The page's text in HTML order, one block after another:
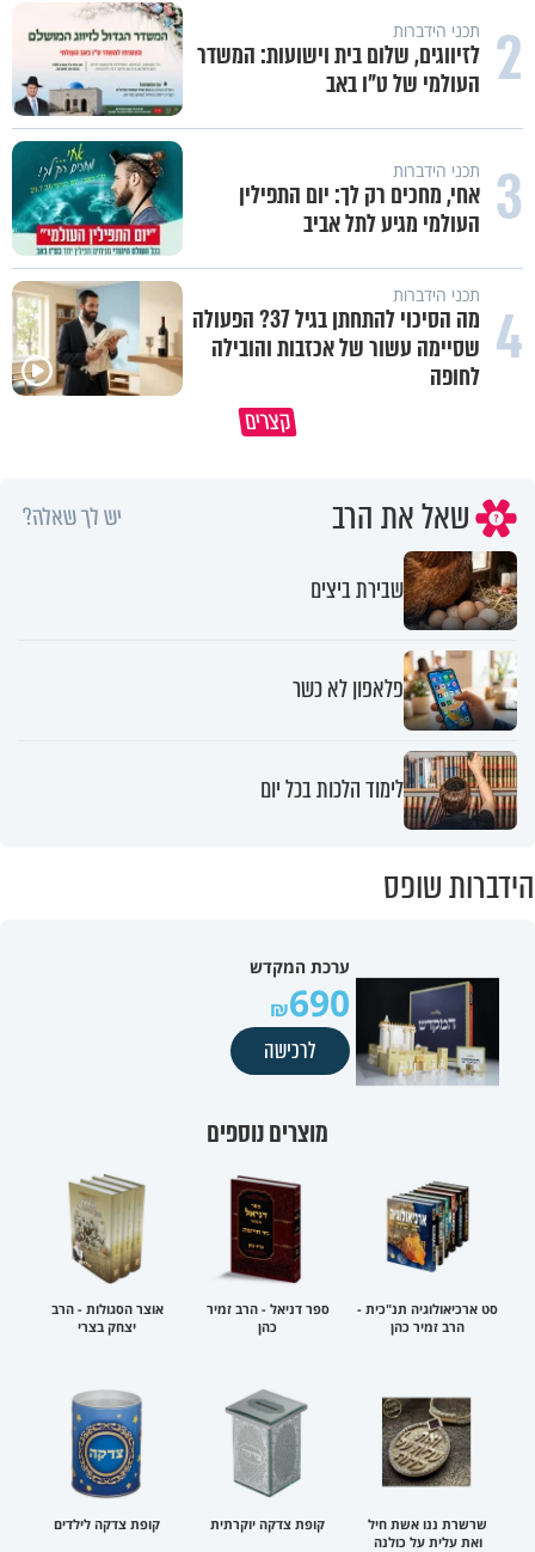
2 תכני הידברות
לזיווגים, שלום בית וישועות: המשדר
העולמי של ט"ו באב
3 תכני הידברות
אחי, מחכים רק לך: יום התפילין
העולמי מגיע לתל אביב
4 תכני הידברות
מה הסיכוי להתחתן בגיל 37? הפעולה
שסיימה עשור של אכזבות והובילה
לחופה
קצרים
כיצד ניתן להרחיב דעתו של האדם?
שאל את הרב יש לך שאלה?
שבירת ביצים
פלאפון לא כשר
לימוד הלכות בכל יום
הידברות שופס
ערכת המקדש
690
לרכישה
מוצרים נוספים
סט ארכיאולוגיה תנ"כית -
הרב זמיר כהן
ספר דניאל - הרב זמיר
כהן
אוצר הסגולות - הרב
יצחק בצרי
שרשרת ננו אשת חיל
ואת עלית על כולנה
קופת צדקה יוקרתית קופת צדקה לילדים